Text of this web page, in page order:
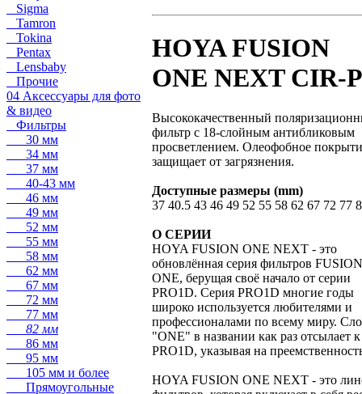
Sigma
Tamron
Tokina
Pentax
Lensbaby
Прочие
04 Аксессуары для фото
& видео
Фильтры
30 мм
34 мм
37 мм
40-43 мм
46 мм
49 мм
52 мм
55 мм
58 мм
62 мм
67 мм
72 мм
77 мм
82 мм
86 мм
95 мм
105 мм и более
Прямоугольные
HOYA FUSION
ONE NEXT CIR-
Высококачественный
фильтр с 18-слойным антибликовым
просветлением. Олеофобное
защищает от загрязнения.
Доступные размеры (mm)
37 40.5 43 46 49 52 55 58 62 67 72 77
О СЕРИИ
HOYA FUSION ONE NEXT - это
обновлённая серия фильтров FUSION
ONE, берущая своё начало от серии
PRO1D. Серия PRO1D многие годы
широко используется любителями и
профессионалами по всему миру.
"ONE" в названии как раз отсылает к
PRO1D, указывая на
HOYA FUSION ONE NEXT - это